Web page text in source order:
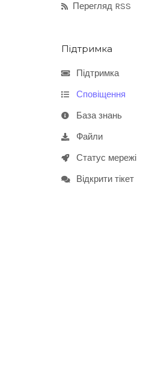
Перегляд RSS
Підтримка
Підтримка
Сповіщення
База знань
Файли
Статус мережі
Відкрити тікет